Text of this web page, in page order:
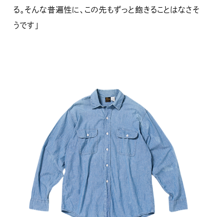
る。そんな普遍性に、この先もずっと飽きることはなさそ
うです」